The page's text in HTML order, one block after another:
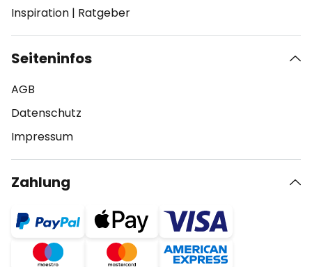
Inspiration | Ratgeber
Seiteninfos
AGB
Datenschutz
Impressum
Zahlung